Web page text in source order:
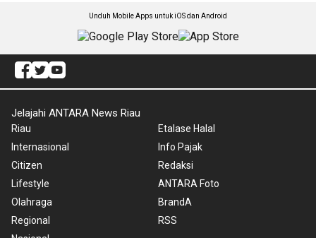
Unduh Mobile Apps untuk iOS dan Android
Jelajahi ANTARA News Riau
Riau
Internasional
Citizen
Lifestyle
Olahraga
Regional
Etalase Halal
Info Pajak
Redaksi
ANTARA Foto
BrandA
RSS